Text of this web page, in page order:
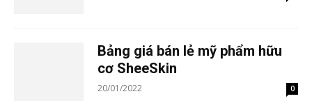
Bảng giá bán lẻ mỹ phẩm hữu
cơ SheeSkin
20/01/2022 0